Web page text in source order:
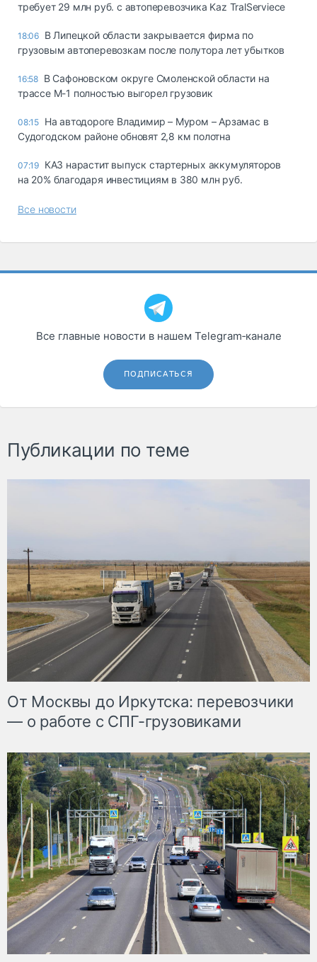
требует 29 млн руб. с автоперевозчика Kaz TralServiece
18:06 В Липецкой области закрывается фирма по
грузовым автоперевозкам после полутора лет убытков
16:58 В Сафоновском округе Смоленской области на
трассе М-1 полностью выгорел грузовик
08:15 На автодороге Владимир – Муром – Арзамас в
Судогодском районе обновят 2,8 км полотна
07:19 КАЗ нарастит выпуск стартерных аккумуляторов
на 20% благодаря инвестициям в 380 млн руб.
Все новости
Все главные новости в нашем Telegram‑канале
ПОДПИСАТЬСЯ
Публикации по теме
От Москвы до Иркутска: перевозчики
— о работе с СПГ-грузовиками